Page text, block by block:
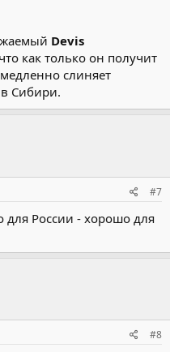
Devis
как только он получит
слиняет
Сибири.
#7
для России - хорошо для
#8